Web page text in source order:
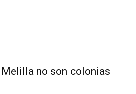
Melilla no son colonias